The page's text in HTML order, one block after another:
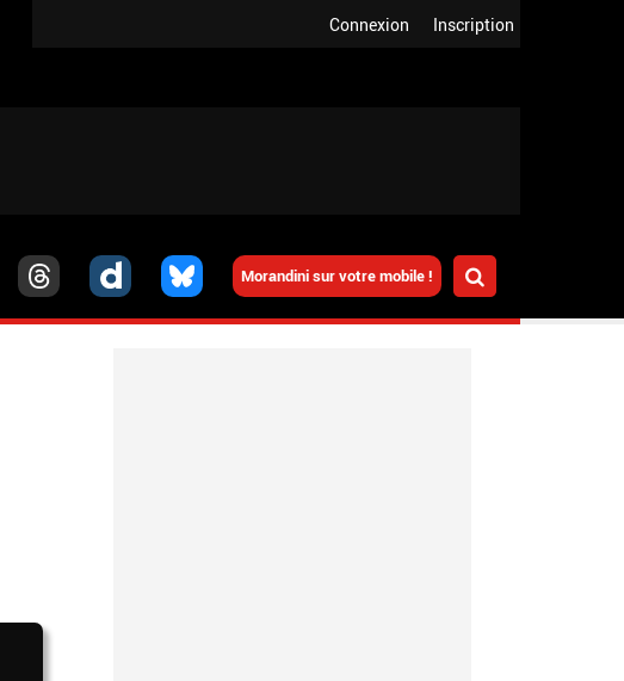
Inscription
Connexion
Morandini sur votre mobile !